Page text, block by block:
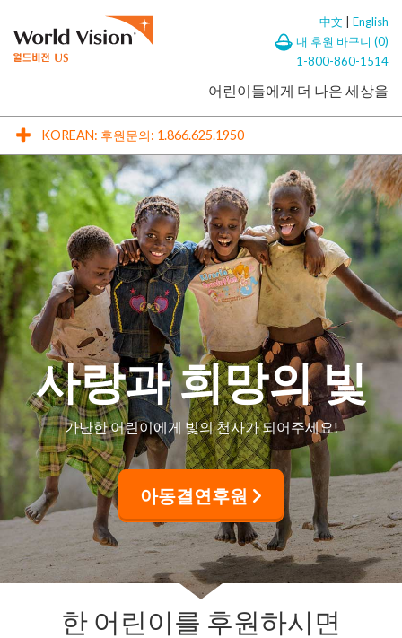
Skip to content
어린이들에게 더 나은 세상을
中文
English
내 후원 바구니 (0)
1-800-860-1514
KOREAN: 후원문의: 1.866.625.1950
사랑과 희망의 빛
가난한 어린이에게 빛의 천사가 되어주세요!
아동결연후원
한 어린이를 후원하시면